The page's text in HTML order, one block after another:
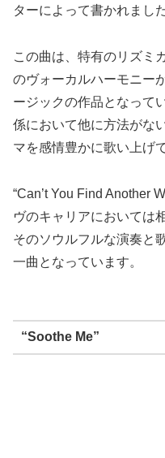
ターによって書かれました
この曲は、特有のリズミ
のヴォーカルハーモニー
ージックの作品となって
係において他に方法がな
マを感情豊かに歌い上げ
“Can’t You Find Another
ヴのキャリアにおいては
そのソウルフルな演奏と
一曲となっています。
“Soothe Me”